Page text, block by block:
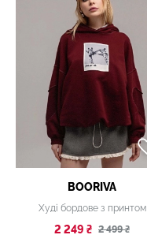
BOORIVA
Худі бордове з принтом
2 249 ₴ 2 499 ₴